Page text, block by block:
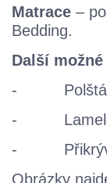
Matrace –
Bedding.
Další
-
-
-
Obrázky